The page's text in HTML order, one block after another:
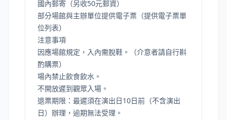
國內郵寄（另收50元郵資）
部分場館與主辦單位提供電子票（提供電子票單
位列表）
注意事項
因應場館規定，入內需脫鞋。（介意者請自行斟
酌購票）
場內禁止飲食飲水。
不開放遲到觀眾入場。
退票期限：最遲須在演出日10日前（不含演出
日）辦理，逾期無法受理。